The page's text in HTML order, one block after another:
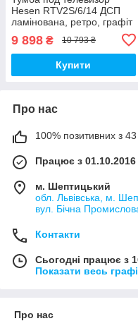
Hesen RTV2S/6/14 ДСП
ламінована, ретро, графіт
Ларіко, модрина Сібіу
світла
9 898 ₴ 10 793 ₴
Купити
Про нас
100% позитивних з 43
Працює з 01.10.2016
м. Шептицький
обл. Львівська, м.
вул. Бічна
Контакти
Сьогодні працює з
Показати весь
Про нас